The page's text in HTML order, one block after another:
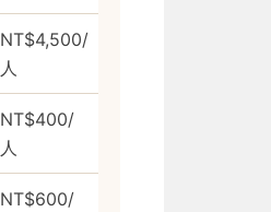
NT$4,500/
人
NT$400/
人
NT$600/